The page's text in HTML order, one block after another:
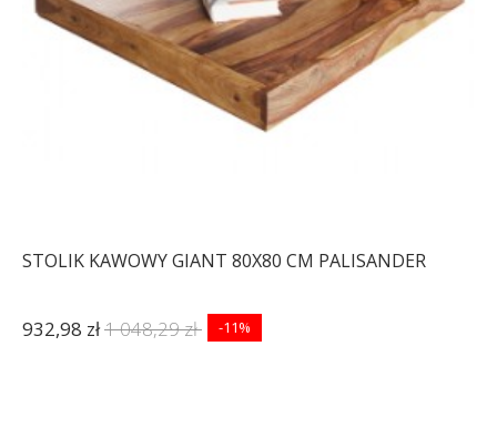
STOLIK KAWOWY GIANT 80X80 CM PALISANDER
932,98 zł1 048,29 zł -11%